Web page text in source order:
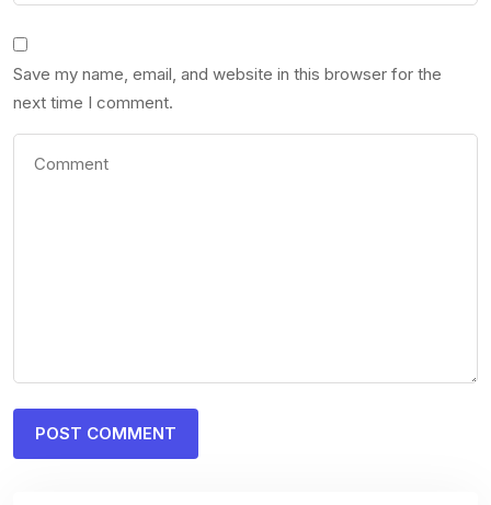
Save my name, email, and website in this browser for the
next time I comment.